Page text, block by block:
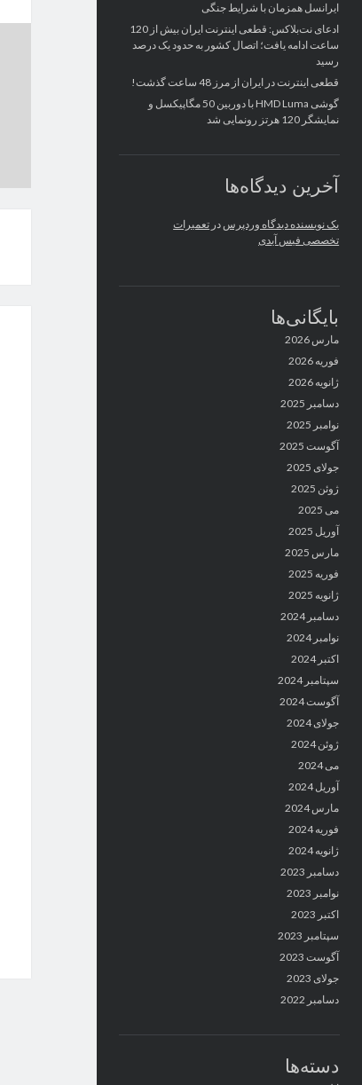
ایرانسل همزمان با شرایط جنگی
ادعای نت‌بلاکس: قطعی اینترنت ایران بیش از 120
ساعت ادامه یافت؛ اتصال کشور به حدود یک درصد
رسید
قطعی اینترنت در ایران از مرز 48 ساعت گذشت!
گوشی HMD Luma با دوربین 50 مگاپیکسل و
نمایشگر 120 هرتز رونمایی شد
آخرین دیدگاه‌ها
یک نویسنده دیدگاه وردپرس در تعمیرات
تخصصی فیس آیدی
بایگانی‌ها
مارس 2026
فوریه 2026
ژانویه 2026
دسامبر 2025
نوامبر 2025
آگوست 2025
جولای 2025
ژوئن 2025
می 2025
آوریل 2025
مارس 2025
فوریه 2025
ژانویه 2025
دسامبر 2024
نوامبر 2024
اکتبر 2024
سپتامبر 2024
آگوست 2024
جولای 2024
ژوئن 2024
می 2024
آوریل 2024
مارس 2024
فوریه 2024
ژانویه 2024
دسامبر 2023
نوامبر 2023
اکتبر 2023
سپتامبر 2023
آگوست 2023
جولای 2023
دسامبر 2022
دسته‌ها